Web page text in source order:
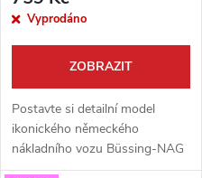
Vyprodáno
ZOBRAZIT
Postavte si detailní model
ikonického německého
nákladního vozu Büssing-NAG
500S v měřítku 1:35. Tato